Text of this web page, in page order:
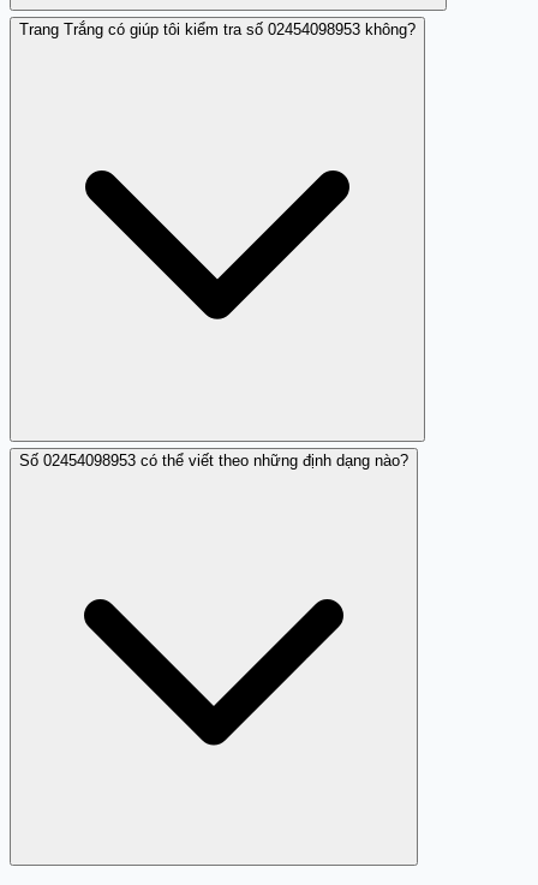
Tăng cường hiểu biết về hình thức lừa đảo, không nghe
Trang Trắng có giúp tôi kiểm tra số 02454098953 không?
Có, Trang Trắng cung cấp nền tảng để người dùng tra
Số 02454098953 có thể viết theo những định dạng nào?